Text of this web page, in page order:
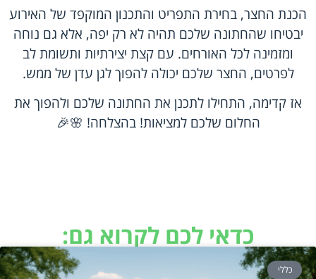
הכנת החצר, בחירת התפריט והתכנון המוקפד של האירוע
יבטיחו שהחתונה שלכם תהיה לא רק יפה, אלא גם נוחה
ומזמינה לכל האורחים. עם קצת יצירתיות ותשומת לב
לפרטים, החצר שלכם יכולה להפוך לגן עדן של ממש.
אז קדימה, התחילו לתכנן את החתונה שלכם ולהפוך את
החלום שלכם למציאות! בהצלחה! 🌸🎉
כדאי לכם לקרוא גם:
כללי